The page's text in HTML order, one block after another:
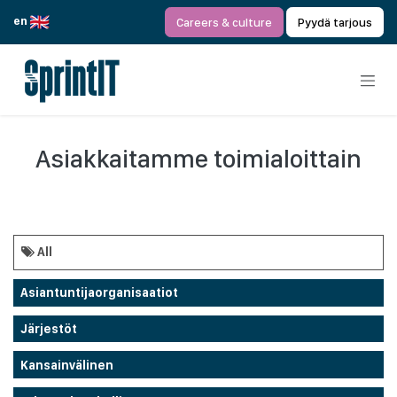
en
Careers & culture Pyydä tarjous
Asiakkaitamme toimialoittain
All
Asiantuntijaorganisaatiot
Järjestöt
Kansainvälinen